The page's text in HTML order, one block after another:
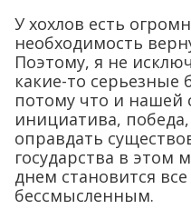
У хохлов есть
необходимость
Поэтому, я не
какие-то серьезные
потому что и нашей
инициатива,
оправдать
государства в этом
днем становится
бессмысленным.